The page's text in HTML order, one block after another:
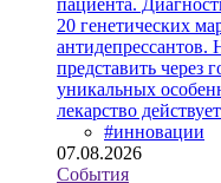
20 генетических
представить через
уникальных
лекарство
#инновации
07.08.2026
События